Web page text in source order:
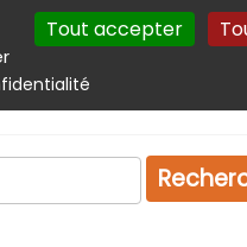
Tout accepter
Autres services Plan du site
Droit